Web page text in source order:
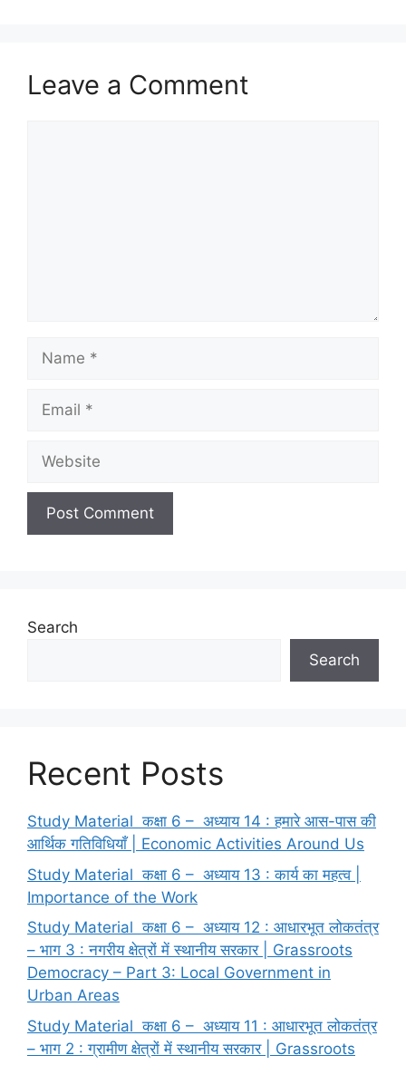
Leave a Comment
Search
Search
Recent Posts
Study Material कक्षा 6 – अध्याय 14 : हमारे आस-पास की
आर्थिक गतिविधियाँ | Economic Activities Around Us
Study Material कक्षा 6 – अध्याय 13 : कार्य का महत्व |
Importance of the Work
Study Material कक्षा 6 – अध्याय 12 : आधारभूत लोकतंत्र
– भाग 3 : नगरीय क्षेत्रों में स्थानीय सरकार | Grassroots
Democracy – Part 3: Local Government in
Urban Areas
Study Material कक्षा 6 – अध्याय 11 : आधारभूत लोकतंत्र
– भाग 2 : ग्रामीण क्षेत्रों में स्थानीय सरकार | Grassroots